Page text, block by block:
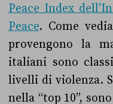
Peace Index
Peace. Come
provengono la
italiani sono
livelli di violenza.
nella “top 10”,